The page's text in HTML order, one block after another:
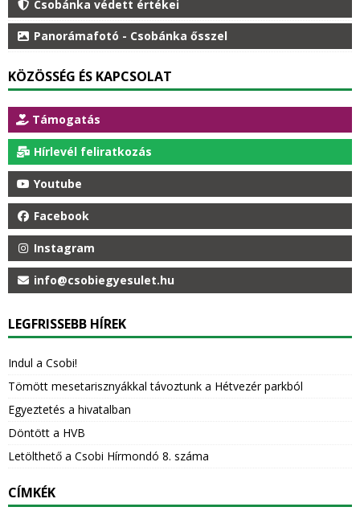
Csobánka védett értékei
Panorámafotó - Csobánka ősszel
KÖZÖSSÉG ÉS KAPCSOLAT
Támogatás
Hírlevél feliratkozás
Youtube
Facebook
Instagram
info@csobiegyesulet.hu
LEGFRISSEBB HÍREK
Indul a Csobi!
Tömött mesetarisznyákkal távoztunk a Hétvezér parkból
Egyeztetés a hivatalban
Döntött a HVB
Letölthető a Csobi Hírmondó 8. száma
CÍMKÉK